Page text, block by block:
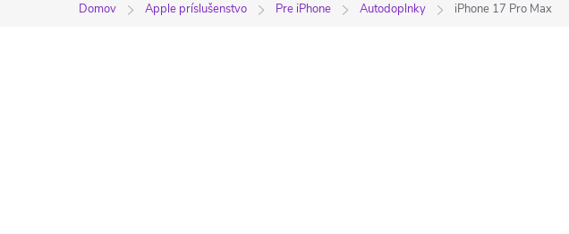
Domov Apple príslušenstvo Pre iPhone Autodoplnky iPhone 17 Pro Max